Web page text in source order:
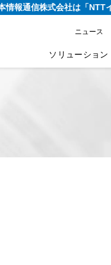
情報通信株式会社は「NTT
ニュース
ソリューション